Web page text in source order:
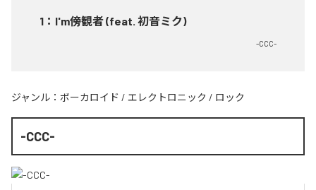
1 ： I'm傍観者 (feat. 初音ミク)
-CCC-
ジャンル： ボーカロイド / エレクトロニック / ロック
-CCC-